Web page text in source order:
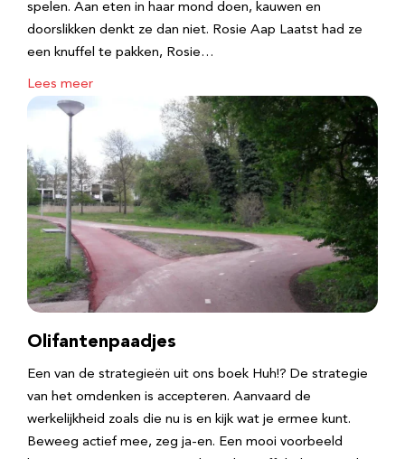
spelen. Aan eten in haar mond doen, kauwen en
doorslikken denkt ze dan niet. Rosie Aap Laatst had ze
een knuffel te pakken, Rosie…
Lees meer
Olifantenpaadjes
Een van de strategieën uit ons boek Huh!? De strategie
van het omdenken is accepteren. Aanvaard de
werkelijkheid zoals die nu is en kijk wat je ermee kunt.
Beweeg actief mee, zeg ja-en. Een mooi voorbeeld